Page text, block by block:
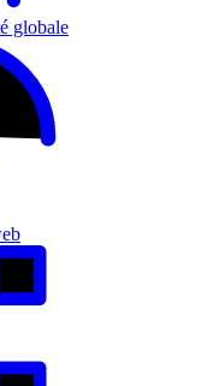
globale